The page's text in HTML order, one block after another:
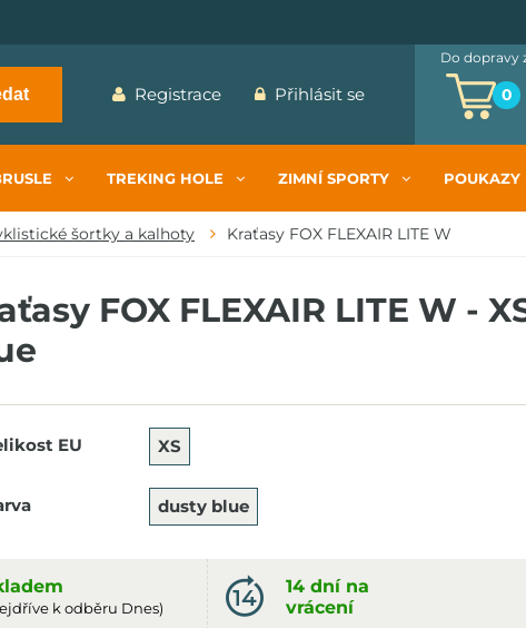
Registrace Přihlásit se 0
Do dopravy
TREKING HOLE ZIMNÍ SPORTY POUKAZY
šortky a kalhoty Kraťasy FOX FLEXAIR LITE W
FOX FLEXAIR LITE W -
EU XS
dusty blue
k odběru Dnes)
14 dní na
vrácení